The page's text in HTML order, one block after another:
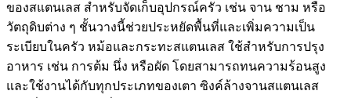
ของสแตนเลส สำหรับจัดเก็บอุปกรณ์ครัว เช่น จาน ชาม หรือ
วัตถุดิบต่าง ๆ ชั้นวางนี้ช่วยประหยัดพื้นที่และเพิ่มความเป็น
ระเบียบในครัว หม้อและกระทะสแตนเลส ใช้สำหรับการปรุง
อาหาร เช่น การต้ม นึ่ง หรือผัด โดยสามารถทนความร้อนสูง
และใช้งานได้กับทุกประเภทของเตา ซิงค์ล้างจานสแตนเลส